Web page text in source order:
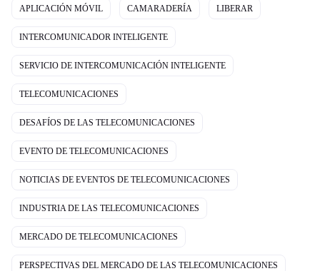
APLICACIÓN MÓVIL CAMARADERÍA LIBERAR
INTERCOMUNICADOR INTELIGENTE
SERVICIO DE INTERCOMUNICACIÓN INTELIGENTE
TELECOMUNICACIONES
DESAFÍOS DE LAS TELECOMUNICACIONES
EVENTO DE TELECOMUNICACIONES
NOTICIAS DE EVENTOS DE TELECOMUNICACIONES
INDUSTRIA DE LAS TELECOMUNICACIONES
MERCADO DE TELECOMUNICACIONES
PERSPECTIVAS DEL MERCADO DE LAS TELECOMUNICACIONES